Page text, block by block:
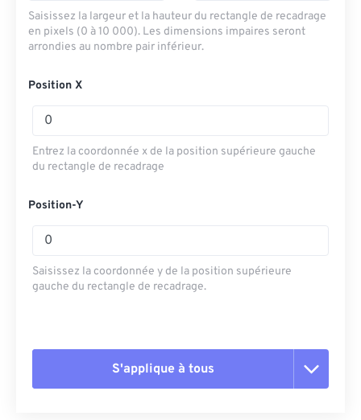
Saisissez la largeur et la hauteur du rectangle de recadrage
en pixels (0 à 10 000). Les dimensions impaires seront
arrondies au nombre pair inférieur.
Position X
Entrez la coordonnée x de la position supérieure gauche
du rectangle de recadrage
Position-Y
Saisissez la coordonnée y de la position supérieure
gauche du rectangle de recadrage.
S'applique à tous